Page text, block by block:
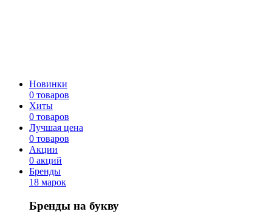
Новинки
0 товаров
Хиты
0 товаров
Лучшая цена
0 товаров
Акции
0 акций
Бренды
18 марок
Бренды на букву